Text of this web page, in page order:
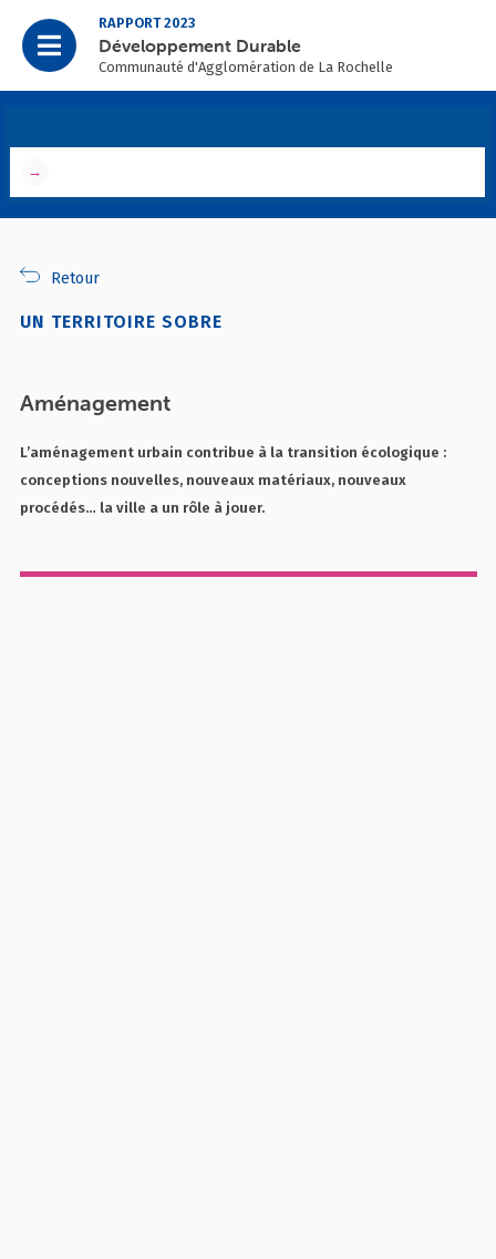
RAPPORT 2023
Développement Durable
Communauté d'Agglomération de La Rochelle
→
Retour
UN TERRITOIRE SOBRE
Aménagement
L’aménagement urbain contribue à la transition écologique :
conceptions nouvelles, nouveaux matériaux, nouveaux
procédés… la ville a un rôle à jouer.